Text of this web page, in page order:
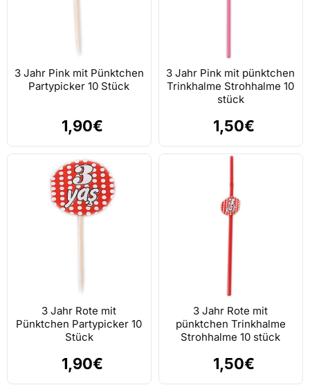
3 Jahr Pink mit Pünktchen
Partypicker 10 Stück
1,90€
3 Jahr Pink mit pünktchen
Trinkhalme Strohhalme 10
stück
1,50€
3 Jahr Rote mit
Pünktchen Partypicker 10
Stück
1,90€
3 Jahr Rote mit
pünktchen Trinkhalme
Strohhalme 10 stück
1,50€